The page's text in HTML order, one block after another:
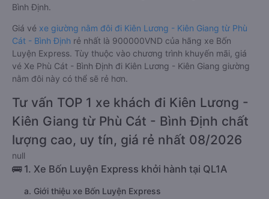
Bình Định.
Giá vé xe giường nằm đôi đi Kiên Lương - Kiên Giang từ Phù
Cát - Bình Định rẻ nhất là 900000VND của hãng xe Bốn
Luyện Express. Tùy thuộc vào chương trình khuyến mãi, giá
vé Xe Phù Cát - Bình Định đi Kiên Lương - Kiên Giang giường
nằm đôi này có thể sẽ rẻ hơn.
Tư vấn TOP 1 xe khách đi Kiên Lương -
Kiên Giang từ Phù Cát - Bình Định chất
lượng cao, uy tín, giá rẻ nhất 08/2026
null
🚌 1. Xe Bốn Luyện Express khởi hành tại QL1A
a. Giới thiệu xe Bốn Luyện Express